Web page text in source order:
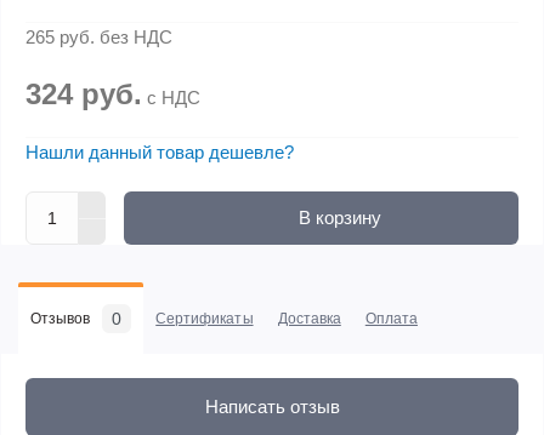
265 руб. без НДС
324 руб. с НДС
Нашли данный товар дешевле?
В корзину
Отзывов 0 Сертификаты Доставка Оплата
Написать отзыв